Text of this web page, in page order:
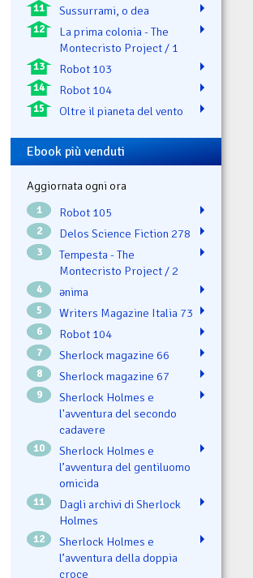
11 Sussurrami, o dea
12
La prima colonia - The
Montecristo Project / 1
13 Robot 103
14 Robot 104
15 Oltre il pianeta del vento
Ebook più venduti
Aggiornata ogni ora
1 Robot 105
2 Delos Science Fiction 278
3
Tempesta - The
Montecristo Project / 2
4 ənima
5 Writers Magazine Italia 73
6 Robot 104
7 Sherlock magazine 66
8 Sherlock magazine 67
9
Sherlock Holmes e
l'avventura del secondo
cadavere
10
Sherlock Holmes e
l’avventura del gentiluomo
omicida
11
Dagli archivi di Sherlock
Holmes
12
Sherlock Holmes e
l’avventura della doppia
croce